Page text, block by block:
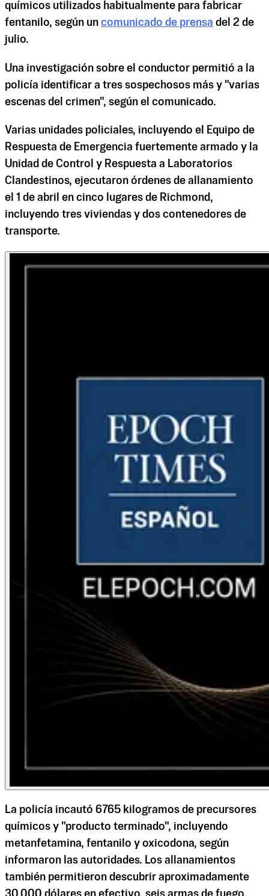
químicos utilizados habitualmente para fabricar
fentanilo, según un comunicado de prensa del 2 de
julio.
Una investigación sobre el conductor permitió a la
policía identificar a tres sospechosos más y "varias
escenas del crimen", según el comunicado.
Varias unidades policiales, incluyendo el Equipo de
Respuesta de Emergencia fuertemente armado y la
Unidad de Control y Respuesta a Laboratorios
Clandestinos, ejecutaron órdenes de allanamiento
el 1 de abril en cinco lugares de Richmond,
incluyendo tres viviendas y dos contenedores de
transporte.
La policía incautó 6765 kilogramos de precursores
químicos y "producto terminado", incluyendo
metanfetamina, fentanilo y oxicodona, según
informaron las autoridades. Los allanamientos
también permitieron descubrir aproximadamente